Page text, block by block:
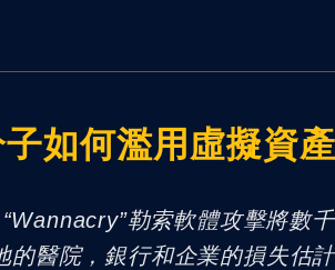
如何濫用虛擬資
勒索軟體攻擊將數
的醫院，銀行和企業的損失估